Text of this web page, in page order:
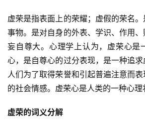
虚荣是指表面上的荣耀；虚假的荣名
事物。是对自身的外表、学识、作用
妄自尊大。心理学上认为，虚荣心是
心，是自尊心的过分表现，是一种追
人们为了取得荣誉和引起普遍注意而
的社会情感。虚荣心是人类的一种心理
虚荣的词义分解